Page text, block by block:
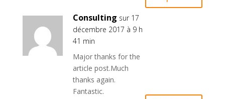
Consulting sur 17
décembre 2017 à 9 h
41 min
Major thanks for the
article post.Much
thanks again.
Fantastic.